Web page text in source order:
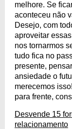
melhore. Se
aconteceu não
Desejo, com
aproveitar
nos tornarmos
tudo fica no
presente,
ansiedade o
merecemos
para frente,
Desvende 15
relacionamento